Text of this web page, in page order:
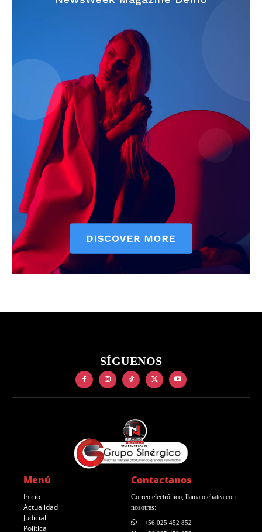
SÍGUENOS
Menú
Inicio
Actualidad
Judicial
Política
Contactanos
Correo electrónico, llama o chatea con
nosotras:
+56 025 452 852